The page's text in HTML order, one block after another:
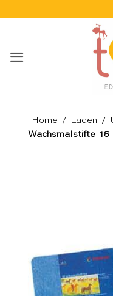
Home / Laden /
Wachsmalstifte